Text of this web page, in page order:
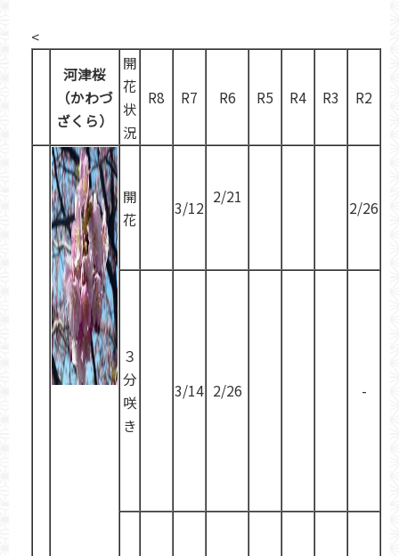
<
河津桜
（かわづ
ざくら）
開
花
状
況
R8 R7 R6 R5 R4 R3 R2
開
花
3/12
2/21
2/26
３
分
咲
き
3/14 2/26 -